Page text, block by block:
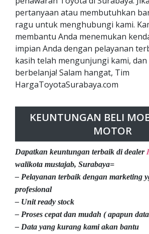
pertanyaan atau membutuhkan
ragu untuk menghubungi kami.
membantu Anda menemukan
impian Anda dengan pelayanan
kasih telah mengunjungi kami, dan
berbelanja! Salam hangat, Tim
HargaToyotaSurabaya.com
KEUNTUNGAN BELI
MOTOR
Dapatkan keuntungan terbaik di dealer
walikota mustajab, Surabaya=
– Pelayanan terbaik dengan marketing
profesional
– Unit ready stock
– Proses cepat dan mudah ( apapun
– Data yang kurang kami akan bantu